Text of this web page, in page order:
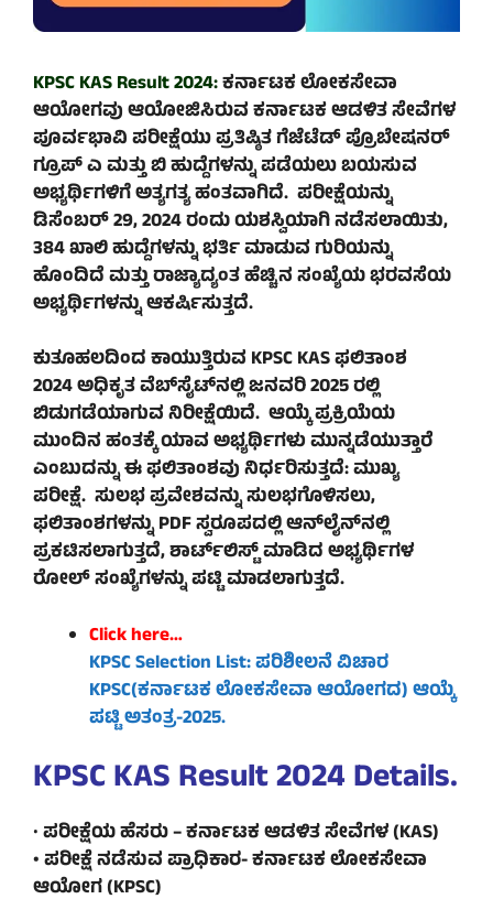
KPSC KAS Result 2024:ಕರ್ನಾಟಕ ಲೋಕಸೇವಾ
ಆಯೋಗವುಆಯೋಜಿಸಿರುವ ಕರ್ನಾಟಕ ಆಡಳಿತ ಸೇವೆಗಳ
ಪೂರ್ವಭಾವಿ ಪರೀಕ್ಷೆಯು ಪ್ರತಿಷ್ಠಿತ ಗೆಜೆಟೆಡ್ ಪ್ರೊಬೇಷನರ್
ಗ್ರೂಪ್ ಎ ಮತ್ತು ಬಿ ಹುದ್ದೆಗಳನ್ನು ಪಡೆಯಲು ಬಯಸುವ
ಅಭ್ಯರ್ಥಿಗಳಿಗೆ ಅತ್ಯಗತ್ಯ ಹಂತವಾಗಿದೆ. ಪರೀಕ್ಷೆಯನ್ನು
ಡಿಸೆಂಬರ್ 29, 2024 ರಂದು ಯಶಸ್ವಿಯಾಗಿ ನಡೆಸಲಾಯಿತು,
384 ಖಾಲಿ ಹುದ್ದೆಗಳನ್ನು ಭರ್ತಿ ಮಾಡುವ ಗುರಿಯನ್ನು
ಹೊಂದಿದೆ ಮತ್ತು ರಾಜ್ಯಾದ್ಯಂತ ಹೆಚ್ಚಿನ ಸಂಖ್ಯೆಯ ಭರವಸೆಯ
ಅಭ್ಯರ್ಥಿಗಳನ್ನು ಆಕರ್ಷಿಸುತ್ತದೆ.
ಕುತೂಹಲದಿಂದ ಕಾಯುತ್ತಿರುವ KPSC KAS ಫಲಿತಾಂಶ
2024 ಅಧಿಕೃತ ವೆಬ್‌ಸೈಟ್‌ನಲ್ಲಿ ಜನವರಿ 2025 ರಲ್ಲಿ
ಬಿಡುಗಡೆಯಾಗುವ ನಿರೀಕ್ಷೆಯಿದೆ. ಆಯ್ಕೆ ಪ್ರಕ್ರಿಯೆಯ
ಮುಂದಿನ ಹಂತಕ್ಕೆ ಯಾವ ಅಭ್ಯರ್ಥಿಗಳು ಮುನ್ನಡೆಯುತ್ತಾರೆ
ಎಂಬುದನ್ನು ಈ ಫಲಿತಾಂಶವು ನಿರ್ಧರಿಸುತ್ತದೆ: ಮುಖ್ಯ
ಪರೀಕ್ಷೆ. ಸುಲಭ ಪ್ರವೇಶವನ್ನು ಸುಲಭಗೊಳಿಸಲು,
ಫಲಿತಾಂಶಗಳನ್ನು PDF ಸ್ವರೂಪದಲ್ಲಿ ಆನ್‌ಲೈನ್‌ನಲ್ಲಿ
ಪ್ರಕಟಿಸಲಾಗುತ್ತದೆ, ಶಾರ್ಟ್‌ಲಿಸ್ಟ್ ಮಾಡಿದ ಅಭ್ಯರ್ಥಿಗಳ
ರೋಲ್ ಸಂಖ್ಯೆಗಳನ್ನು ಪಟ್ಟಿ ಮಾಡಲಾಗುತ್ತದೆ.
Click here…
KPSC Selection List: ಪರಿಶೀಲನೆ ವಿಚಾರ
KPSC(ಕರ್ನಾಟಕ ಲೋಕಸೇವಾ ಆಯೋಗದ) ಆಯ್ಕೆ
ಪಟ್ಟಿ ಅತಂತ್ರ-2025.
KPSC KAS Result 2024 Details.
•ಪರೀಕ್ಷೆಯ ಹೆಸರು – ಕರ್ನಾಟಕ ಆಡಳಿತ ಸೇವೆಗಳ (KAS)
• ಪರೀಕ್ಷೆ ನಡೆಸುವ ಪ್ರಾಧಿಕಾರ- ಕರ್ನಾಟಕ ಲೋಕಸೇವಾ
ಆಯೋಗ (KPSC)